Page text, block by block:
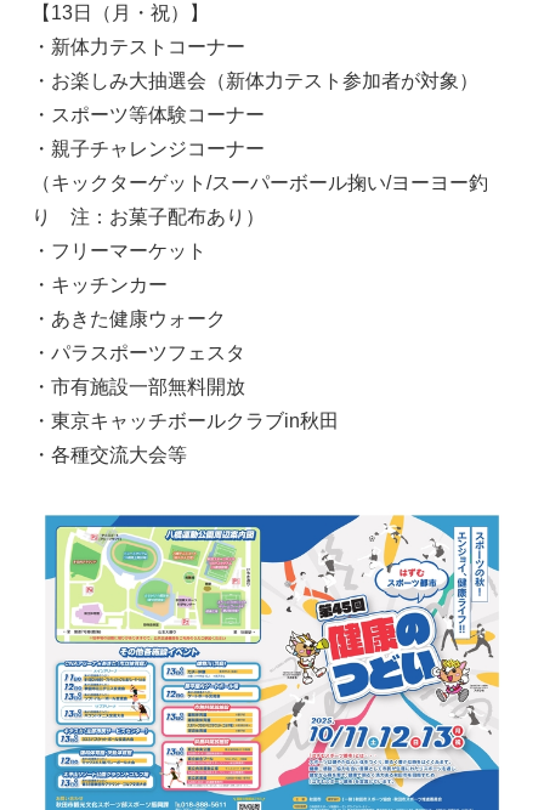
【13日（月・祝）】
・新体力テストコーナー
・お楽しみ大抽選会（新体力テスト参加者が対象）
・スポーツ等体験コーナー
・親子チャレンジコーナー
（キックターゲット/スーパーボール掬い/ヨーヨー釣
り 注：お菓子配布あり）
・フリーマーケット
・キッチンカー
・あきた健康ウォーク
・パラスポーツフェスタ
・市有施設一部無料開放
・東京キャッチボールクラブin秋田
・各種交流大会等